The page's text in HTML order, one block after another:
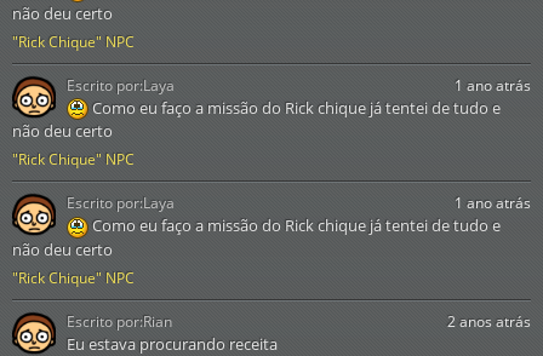
"Rick Chique" NPC
não deu certo
"Rick Chique" NPC
1 ano atrás
Como eu faço a missão do Rick chique já tentei de tudo e
não deu certo
Escrito por:Laya
"Rick Chique" NPC
1 ano atrás
Como eu faço a missão do Rick chique já tentei de tudo e
não deu certo
Escrito por:Laya
2 anos atrás
Eu estava procurando receita
Escrito por:Rian